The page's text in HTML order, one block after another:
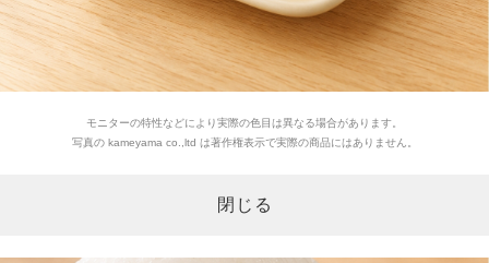
モニターの特性などにより実際の色目は異なる場合があります。
写真の kameyama co.,ltd は著作権表示で実際の商品にはありません。
閉じる